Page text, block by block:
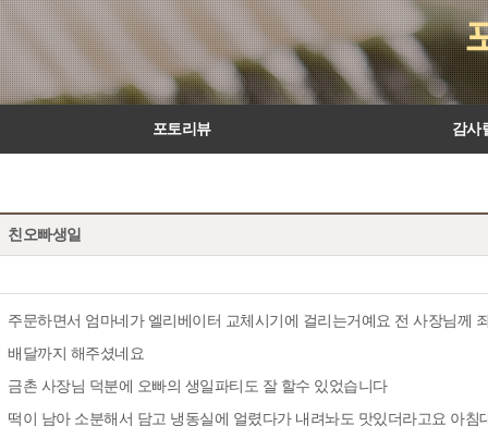
포토리뷰 감사
친오빠생일
주문하면서 엄마네가 엘리베이터 교체시기에 걸리는거예요 전 사장님께
배달까지 해주셨네요
금촌 사장님 덕분에 오빠의 생일파티도 잘 할수 있었습니다
떡이 남아 소분해서 담고 냉동실에 얼렸다가 내려놔도 맛있더라고요 아